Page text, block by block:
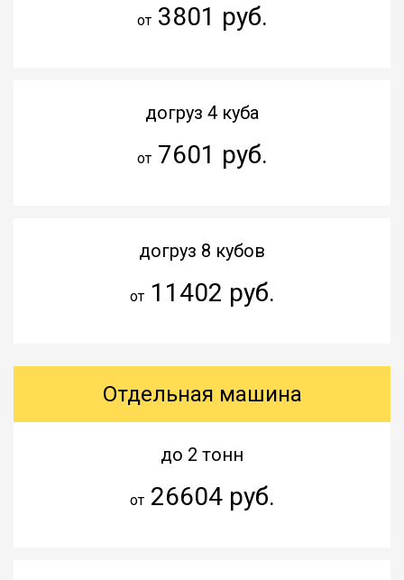
от3801 руб.
догруз 4 куба
от7601 руб.
догруз 8 кубов
от11402 руб.
Отдельная машина
до 2 тонн
от26604 руб.